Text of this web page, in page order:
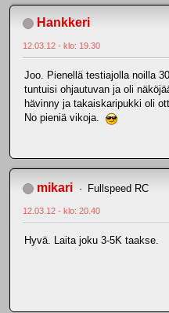
Hankkeri
12.03.12 - klo: 19.30
Joo. Pienellä testiajolla noilla
tuntuisi ohjautuvan ja oli
hävinny ja takaiskaripukki oli
No pieniä vikoja.
mikari Fullspeed RC
12.03.12 - klo: 20.40
Hyvä. Laita joku 3-5K taakse.